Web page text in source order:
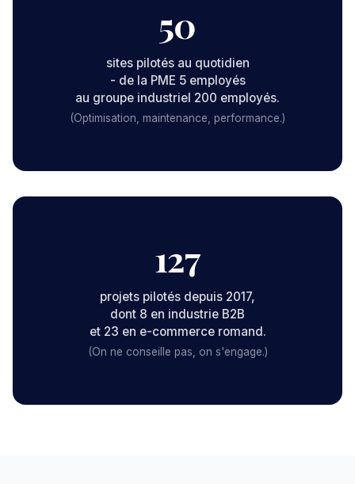
50
sites pilotés au quotidien
- de la PME 5 employés
au groupe industriel 200 employés.
(Optimisation, maintenance, performance.)
127
projets pilotés depuis 2017,
dont 8 en industrie B2B
et 23 en e-commerce romand.
(On ne conseille pas, on s'engage.)